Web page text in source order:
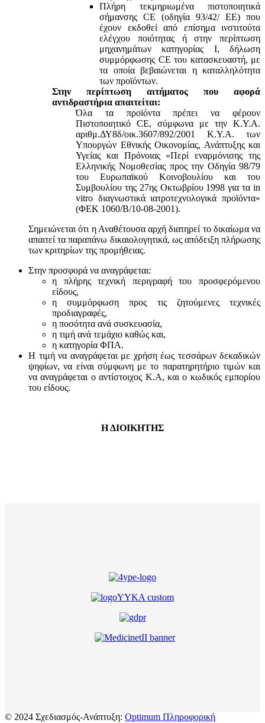
Πλήρη τεκμηριωμένα πιστοποιητικά
σήμανσης CE (οδηγία 93/42/ ΕΕ) που
έχουν εκδοθεί από επίσημα ινστιτούτα
ελέγχου ποιότητας ή στην περίπτωση
μηχανημάτων κατηγορίας Ι, δήλωση
συμμόρφωσης CE του κατασκευαστή, με
τα οποία βεβαιώνεται η καταλληλότητα
των προϊόντων.
Στην περίπτωση αιτήματος που αφορά
αντιδραστήρια απαιτείται:
Όλα τα προϊόντα πρέπει να φέρουν
Πιστοποιητικό CE, σύμφωνα με την Κ.Υ.Α.
αριθμ.ΔΥ8δ/οικ.3607/892/2001 Κ.Υ.Α. των
Υπουργών Εθνικής Οικονομίας, Ανάπτυξης και
Υγείας και Πρόνοιας «Περί εναρμόνισης της
Ελληνικής Νομοθεσίας προς την Οδηγία 98/79
του Ευρωπαϊκού Κοινοβουλίου και του
Συμβουλίου της 27ης Οκτωβρίου 1998 για τα in
vitro διαγνωστικά ιατροτεχνολογικά προϊόντα»
(ΦΕΚ 1060/Β/10-08-2001).
Σημειώνεται ότι η Αναθέτουσα αρχή διατηρεί το δικαίωμα να
απαιτεί τα παραπάνω δικαιολογητικά, ως απόδειξη πλήρωσης
των κριτηρίων της προμήθειας.
Στην προσφορά να αναγράφεται:
η πλήρης τεχνική περιγραφή του προσφερόμενου
είδους,
η συμμόρφωση προς τις ζητούμενες τεχνικές
προδιαγραφές,
η ποσότητα ανά συσκευασία,
η τιμή ανά τεμάχιο καθώς και,
η κατηγορία ΦΠΑ.
Η τιμή να αναγράφεται με χρήση έως τεσσάρων δεκαδικών
ψηφίων, να είναι σύμφωνη με το παρατηρητήριο τιμών και
να αναγράφεται ο αντίστοιχος Κ.Α, και ο κωδικός εμπορίου
του είδους.
Η ΔΙΟΙΚΗΤΗΣ
© 2024 Σχεδιασμός-Ανάπτυξη: Optimum Πληροφορική